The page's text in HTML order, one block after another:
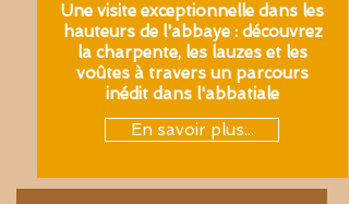
Une visite exceptionnelle dans les
hauteurs de l'abbaye : découvrez
la charpente, les lauzes et les
voûtes à travers un parcours
inédit dans l'abbatiale
En savoir plus...